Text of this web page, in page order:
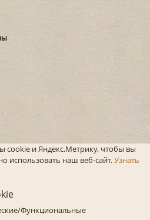
cookie и Яндекс.Метрику, чтобы вы
использовать наш веб-сайт.Узнать
Функциональные